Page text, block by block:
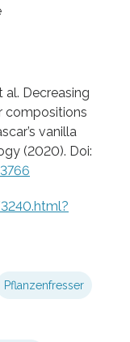
al. Decreasing
compositions
vanilla
(2020). Doi:
Pflanzenfresser